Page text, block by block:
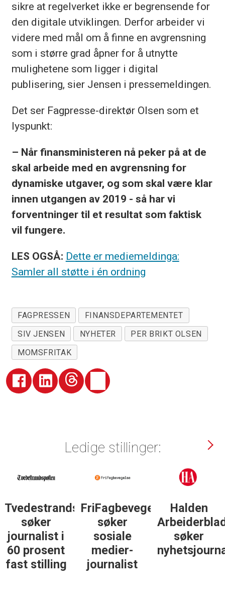
sikre at regelverket ikke er begrensende for
den digitale utviklingen. Derfor arbeider vi
videre med mål om å finne en avgrensning
som i større grad åpner for å utnytte
mulighetene som ligger i digital
publisering, sier Jensen i pressemeldingen.
Det ser Fagpresse-direktør Olsen som et
lyspunkt:
– Når finansministeren nå peker på at de
skal arbeide med en avgrensning for
dynamiske utgaver, og som skal være klar
innen utgangen av 2019 - så har vi
forventninger til et resultat som faktisk
vil fungere.
LES OGSÅ: Dette er mediemeldinga:
Samler all støtte i én ordning
FAGPRESSEN
FINANSDEPARTEMENTET
SIV JENSEN
NYHETER
PER BRIKT OLSEN
MOMSFRITAK
Ledige stillinger:
Tvedestrandsposten
søker
journalist i
60 prosent
fast stilling
FriFagbevegelse
søker
sosiale
medier-
journalist
Halden
søker